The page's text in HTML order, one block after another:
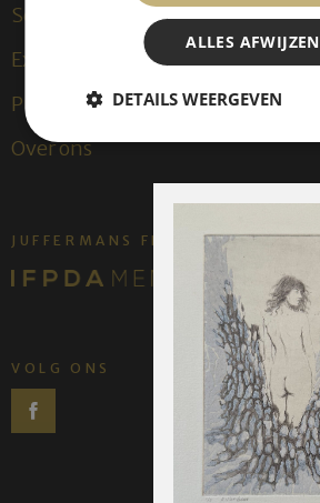
Sculpturen
Exposities
Publicaties
Over ons
JUFFERMANS FINE ART IS:
VOLG ONS
ALLES AFWIJZEN
DETAILS WEERGEVEN